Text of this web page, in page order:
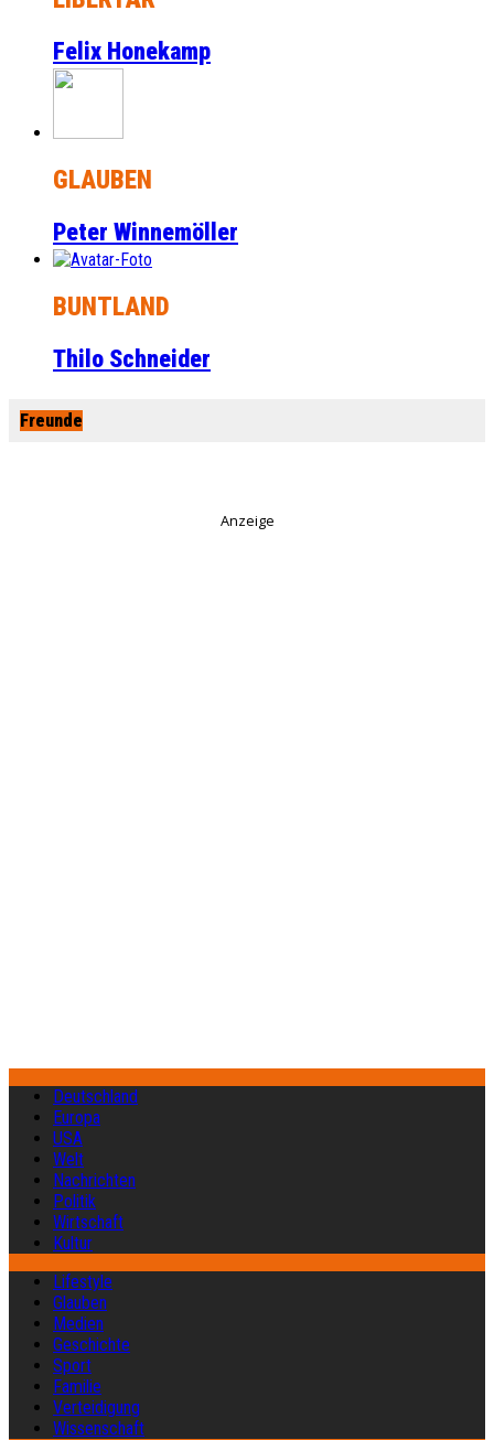
Felix Honekamp
GLAUBEN
Peter Winnemöller
BUNTLAND
Thilo Schneider
Freunde
Anzeige
Deutschland
Europa
USA
Welt
Nachrichten
Politik
Wirtschaft
Kultur
Lifestyle
Glauben
Medien
Geschichte
Sport
Familie
Verteidigung
Wissenschaft